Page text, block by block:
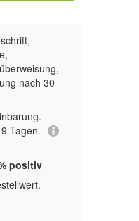
nach 30
Tagen.
positiv